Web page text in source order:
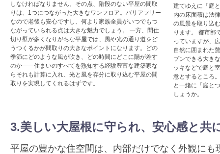
しなければなりません。その点、階段のない平屋の間取
りは、1つにつながった大きなワンフロア。バリアフリー
なので老後も安心ですし、何より家族全員がいつでもつ
ながっていられる点は大きな魅力でしょう。 一方、間仕
切り壁が多くなりがちな平屋では、風や光の通り道をど
うつくるかが間取りの大きなポイントになります。どの
季節にどのような風が吹き、どの時間にどこに陽が差す
のか——住まいのすべてを熟知する経験豊富な建築家な
らそれも計算に入れ、光と風を存分に取り込む平屋の間
取りを実現してくれるはずです。
建てゆえに「庭
内の床面積は法
の風景を取り込
ります。 都市部
っていますが、
自然に囲まれた
プンできる大き
ッキなどで庭と
意とするところ
と一緒に「庭と
しょうか。
3.美しい大屋根に守られ、安心感と共
平屋の豊かな住空間は、内部だけでなく外観にも